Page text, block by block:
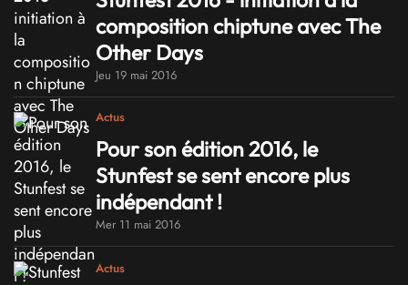
composition chiptune avec The
Other Days
Jeu 19 mai 2016
Actus
Pour son édition 2016, le
Stunfest se sent encore plus
indépendant !
Mer 11 mai 2016
Actus